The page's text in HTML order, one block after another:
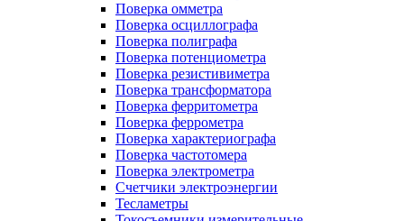
Поверка омметра
Поверка осциллографа
Поверка полиграфа
Поверка потенциометра
Поверка резистивиметра
Поверка трансформатора
Поверка ферритометра
Поверка феррометра
Поверка характериографа
Поверка частотомера
Поверка электрометра
Счетчики электроэнергии
Тесламетры